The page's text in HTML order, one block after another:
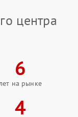
центра
6
на рынке
4